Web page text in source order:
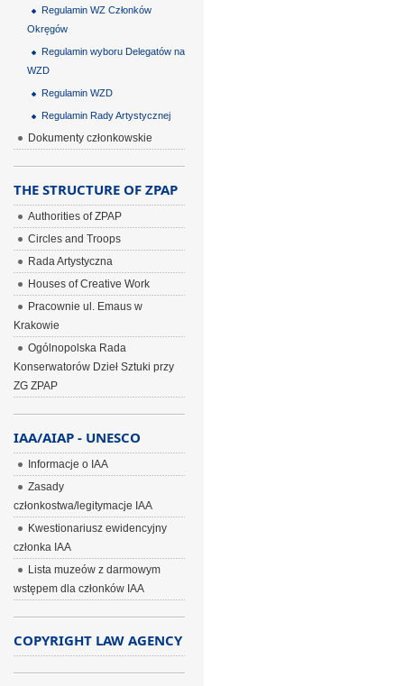
Regulamin WZ Członków
Okręgów
Regulamin wyboru Delegatów na
WZD
Regulamin WZD
Regulamin Rady Artystycznej
Dokumenty członkowskie
THE STRUCTURE OF ZPAP
Authorities of ZPAP
Circles and Troops
Rada Artystyczna
Houses of Creative Work
Pracownie ul. Emaus w
Krakowie
Ogólnopolska Rada
Konserwatorów Dzieł Sztuki przy
ZG ZPAP
IAA/AIAP - UNESCO
Informacje o IAA
Zasady
członkostwa/legitymacje IAA
Kwestionariusz ewidencyjny
członka IAA
Lista muzeów z darmowym
wstępem dla członków IAA
COPYRIGHT LAW AGENCY